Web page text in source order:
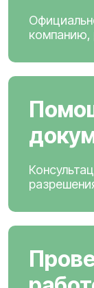
компанию,